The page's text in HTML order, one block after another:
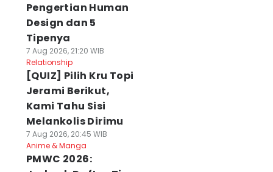
Pengertian Human
Design dan 5
Tipenya
7 Aug 2026, 21:20 WIB
Relationship
[QUIZ] Pilih Kru Topi
Jerami Berikut,
Kami Tahu Sisi
Melankolis Dirimu
7 Aug 2026, 20:45 WIB
Anime & Manga
PMWC 2026: